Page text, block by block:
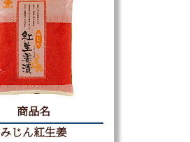
商品名
みじん紅生姜